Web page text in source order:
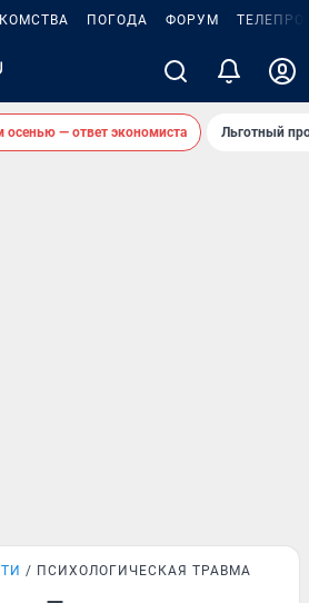
ПОГОДА ФОРУМ
осенью — ответ экономиста Льготный
ПСИХОЛОГИЧЕСКАЯ ТРАВМА